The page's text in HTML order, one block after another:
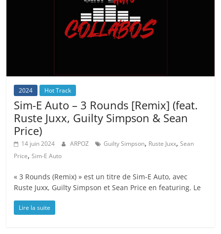
2024 Hot Track
Sim-E Auto – 3 Rounds [Remix] (feat.
Ruste Juxx, Guilty Simpson & Sean
Price)
14 juin 2024 ARPOZ Guilty Simpson, Ruste Juxx,Sean
Price,Sim-E Auto
« 3 Rounds (Remix) » est un titre de Sim-E Auto, avec
Ruste Juxx, Guilty Simpson et Sean Price en featuring. Le
Lire la suite